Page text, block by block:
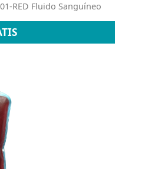
RED Fluido Sanguíneo